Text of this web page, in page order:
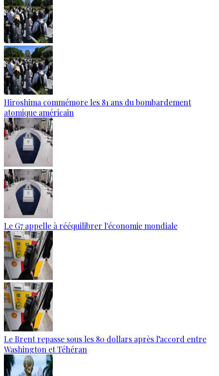
Hiroshima commémore les 81 ans du bombardement
atomique américain
Le G7 appelle à rééquilibrer l'économie mondiale
Le Brent repasse sous les 80 dollars après l’accord entre
Washington et Téhéran